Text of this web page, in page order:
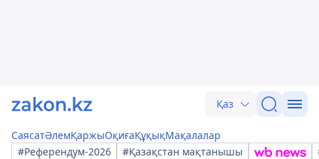
Қаз
СаясатӘлемҚаржыОқиғаҚұқықМақалалар
#Референдум-2026
#Қазақстан мақтанышы